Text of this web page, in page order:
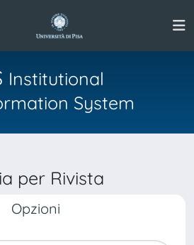
Institutional
System
per Rivista
Opzioni